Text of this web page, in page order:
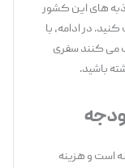
این کشور
ادامه، با
سفری
هزینه